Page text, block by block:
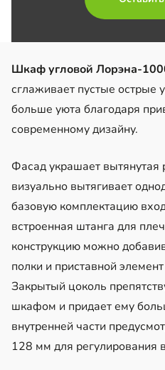
Шкаф угловой Лорэна-
сглаживает пустые острые
больше уюта благодаря
современному дизайну.
Фасад украшает
визуально вытягивает
базовую комплектацию
встроенная штанга для
конструкцию можно
полки и приставной
Закрытый цоколь
шкафом и придает ему
внутренней части
128 мм для регулирования